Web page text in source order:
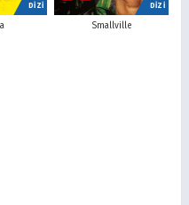
DİZİ DİZİ
Smallville